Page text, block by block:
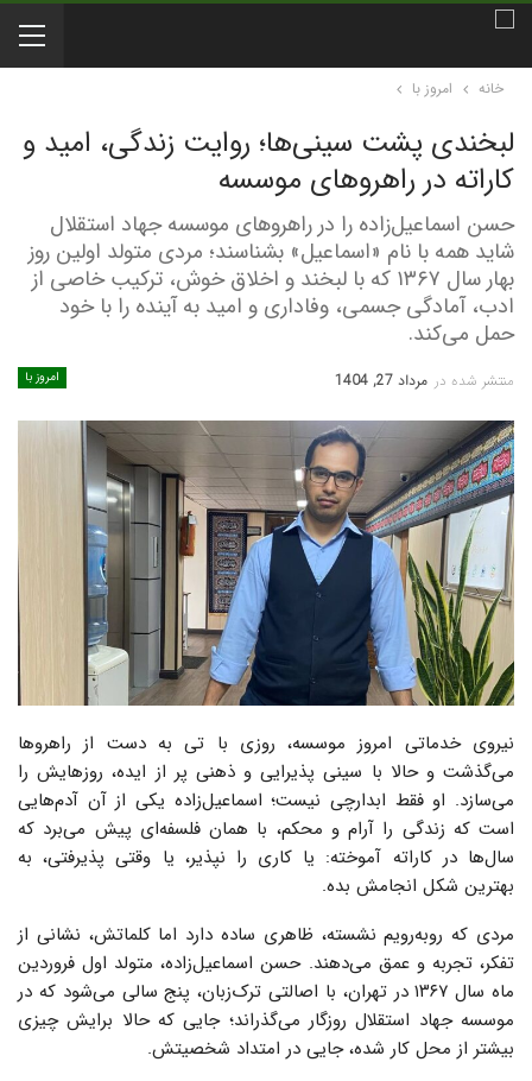
خانه امروز با
لبخندی پشت سینی‌ها؛ روایت زندگی، امید و
کاراته در راهروهای موسسه
حسن اسماعیل‌زاده را در راهروهای موسسه جهاد استقلال
شاید همه با نام «اسماعیل» بشناسند؛ مردی متولد اولین روز
بهار سال ۱۳۶۷ که با لبخند و اخلاق خوش، ترکیب خاصی از
ادب، آمادگی جسمی، وفاداری و امید به آینده را با خود
حمل می‌کند.
امروز با منتشر شده در مرداد 27, 1404
نیروی خدماتی امروز موسسه، روزی با تی به دست از راهروها
می‌گذشت و حالا با سینی پذیرایی و ذهنی پر از ایده، روزهایش را
می‌سازد. او فقط ابدارچی نیست؛ اسماعیل‌زاده یکی از آن آدم‌هایی
است که زندگی را آرام و محکم، با همان فلسفه‌ای پیش می‌برد که
سال‌ها در کاراته آموخته: یا کاری را نپذیر، یا وقتی پذیرفتی، به
بهترین شکل انجامش بده.
مردی که روبه‌رویم نشسته، ظاهری ساده دارد اما کلماتش، نشانی از
تفکر، تجربه و عمق می‌دهند. حسن اسماعیل‌زاده، متولد اول فروردین
ماه سال ۱۳۶۷ در تهران، با اصالتی ترک‌زبان، پنج سالی می‌شود که در
موسسه جهاد استقلال روزگار می‌گذراند؛ جایی که حالا برایش چیزی
بیشتر از محل کار شده، جایی در امتداد شخصیتش.